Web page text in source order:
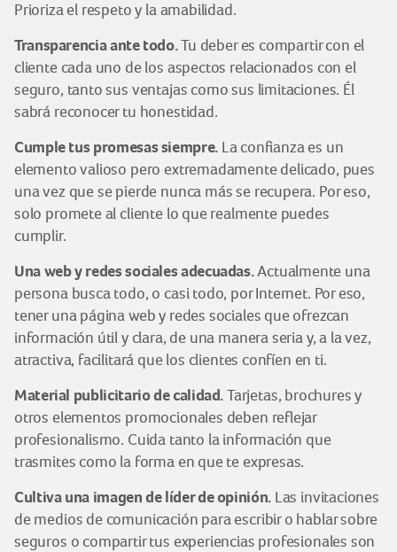
Prioriza el respeto y la amabilidad.
Transparencia ante todo.Tu deber es compartir con el
cliente cada uno de los aspectos relacionados con el
seguro, tanto sus ventajas como sus limitaciones. Él
sabrá reconocer tu honestidad.
Cumple tus promesas siempre.La confianza es un
elemento valioso pero extremadamente delicado, pues
una vez que se pierde nunca más se recupera. Por eso,
solo promete al cliente lo que realmente puedes
cumplir.
Una web y redes sociales adecuadas.Actualmente una
persona busca todo, o casi todo, por Internet. Por eso,
tener una página web y redes sociales que ofrezcan
información útil y clara, de una manera seria y, a la vez,
atractiva, facilitará que los clientes confíen en ti.
Material publicitario de calidad. Tarjetas, brochures y
otros elementos promocionales deben reflejar
profesionalismo. Cuida tanto la información que
trasmites como la forma en que te expresas.
Cultiva una imagen de líder de opinión.Las invitaciones
de medios de comunicación para escribir o hablar sobre
seguros o compartir tus experiencias profesionales son